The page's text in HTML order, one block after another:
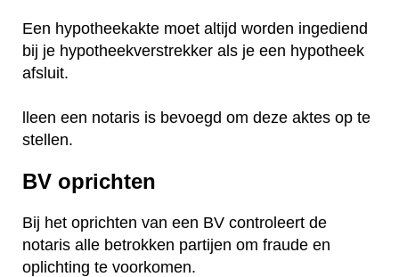
Een hypotheekakte moet altijd worden ingediend
bij je hypotheekverstrekker als je een hypotheek
afsluit.
lleen een notaris is bevoegd om deze aktes op te
stellen.
BV oprichten
Bij het oprichten van een BV controleert de
notaris alle betrokken partijen om fraude en
oplichting te voorkomen.